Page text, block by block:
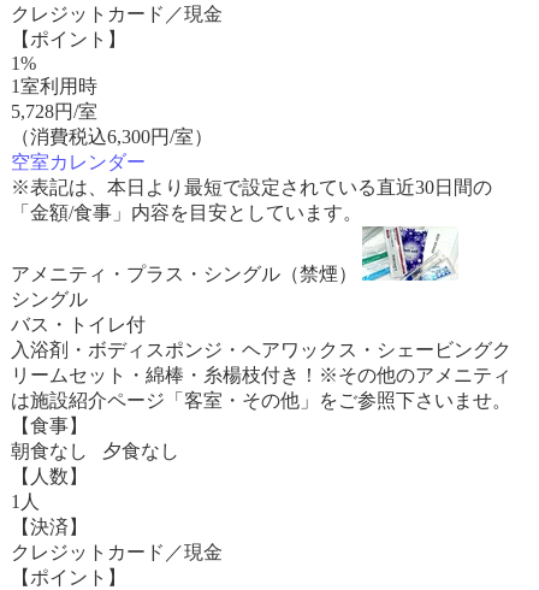
クレジットカード／現金
【ポイント】
1%
1室利用時
5,728円/室
（消費税込6,300円/室）
空室カレンダー
※表記は、本日より最短で設定されている直近30日間の
「金額/食事」内容を目安としています。
アメニティ・プラス・シングル（禁煙）
シングル
バス・トイレ付
入浴剤・ボディスポンジ・ヘアワックス・シェービングク
リームセット・綿棒・糸楊枝付き！※その他のアメニティ
は施設紹介ページ「客室・その他」をご参照下さいませ。
【食事】
朝食なし 夕食なし
【人数】
1人
【決済】
クレジットカード／現金
【ポイント】